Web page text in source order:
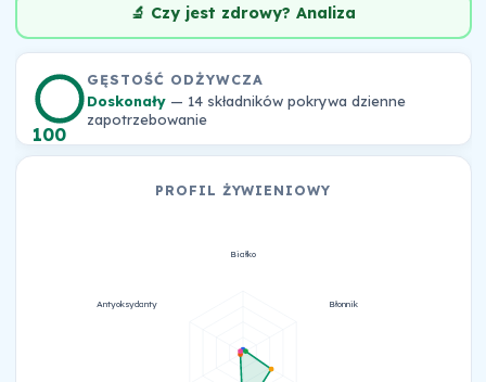
🔬 Czy jest zdrowy? Analiza
100
GĘSTOŚĆ ODŻYWCZA
Doskonały— 14 składników pokrywa dzienne
zapotrzebowanie
PROFIL ŻYWIENIOWY
Białko
Błonnik
Antyoksydanty